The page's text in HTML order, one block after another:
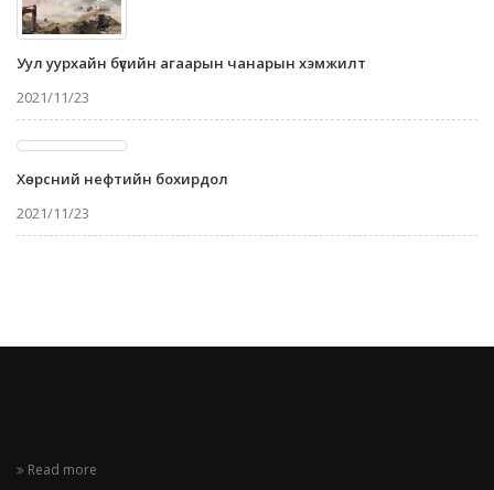
Уул уурхайн бүсийн агаарын чанарын хэмжилт
2021/11/23
Хөрсний нефтийн бохирдол
2021/11/23
Read more